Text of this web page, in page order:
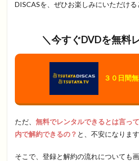
DISCASを、ぜひお楽しみにいただける
＼今すぐDVDを無料
３０日間
ただ、 無料でレンタルできるとは言っ
内で解約できるの？ と、不安になります
そこで、登録と解約の流れについても